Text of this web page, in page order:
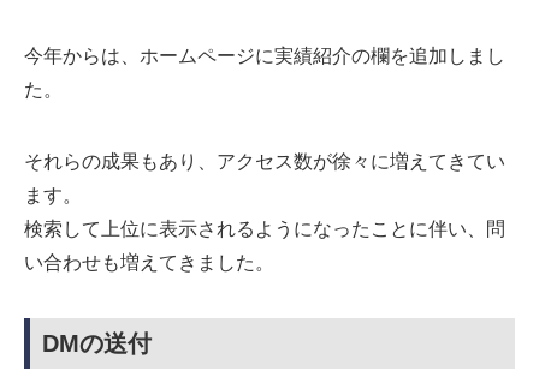
今年からは、ホームページに実績紹介の欄を追加しまし
た。
それらの成果もあり、アクセス数が徐々に増えてきてい
ます。
検索して上位に表示されるようになったことに伴い、問
い合わせも増えてきました。
DMの送付